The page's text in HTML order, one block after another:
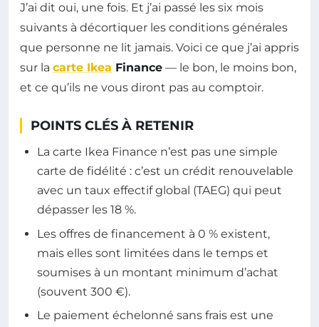
J’ai dit oui, une fois. Et j’ai passé les six mois
suivants à décortiquer les conditions générales
que personne ne lit jamais. Voici ce que j’ai appris
sur la carte Ikea Finance — le bon, le moins bon,
et ce qu’ils ne vous diront pas au comptoir.
POINTS CLÉS À RETENIR
La carte Ikea Finance n’est pas une simple
carte de fidélité : c’est un crédit renouvelable
avec un taux effectif global (TAEG) qui peut
dépasser les 18 %.
Les offres de financement à 0 % existent,
mais elles sont limitées dans le temps et
soumises à un montant minimum d’achat
(souvent 300 €).
Le paiement échelonné sans frais est une